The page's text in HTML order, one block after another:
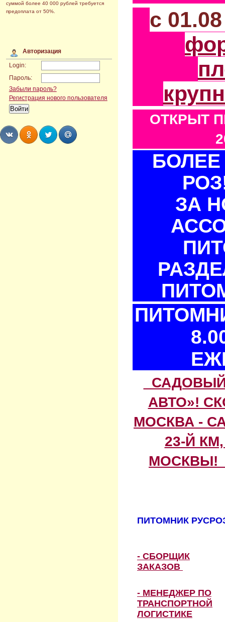
суммой более 40 000 рублей требуется
предоплата от 50%.
Авторизация
Login:
Пароль:
Забыли пароль?
Регистрация нового пользователя
с
ОТКРЫТ
БОЛЕЕ
ЗА
АВТО»!
МОСКВА -
23-Й
МОСКВЫ!
ПИТОМНИК
- СБОРЩИК
ЗАКАЗОВ
- МЕНЕДЖЕР ПО
ТРАНСПОРТНОЙ
ЛОГИСТИКЕ